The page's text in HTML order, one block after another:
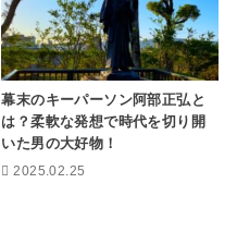
幕末のキーパーソン阿部正弘と
は？柔軟な発想で時代を切り開
いた男の大好物！
2025.02.25